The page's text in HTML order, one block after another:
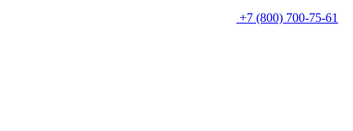
+7 (800) 700-75-61